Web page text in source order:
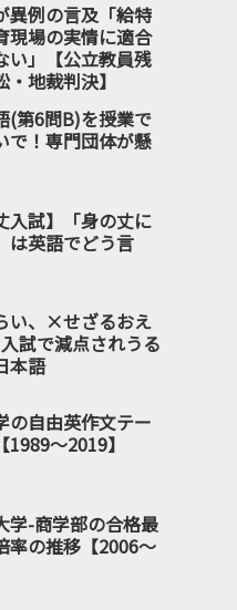
異例の言及「給特
現場の実情に適合
い」【公立教員残
・地裁判決】
(第6問B)を授業で
で！専門団体が懸
入試】「身の丈に
は英語でどう言
い、×せざるおえ
試で減点されうる
本語
の自由英作文テー
1989～2019】
学-商学部の合格最
率の推移【2006～